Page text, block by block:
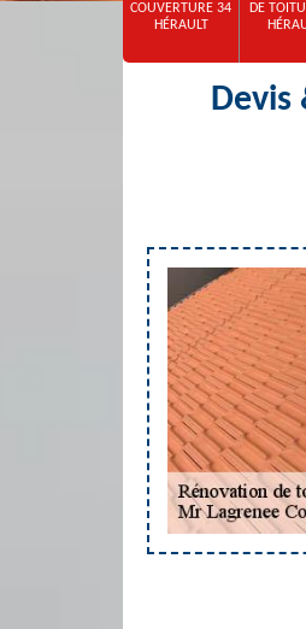
COUVERTURE 34
HÉRAULT
DE